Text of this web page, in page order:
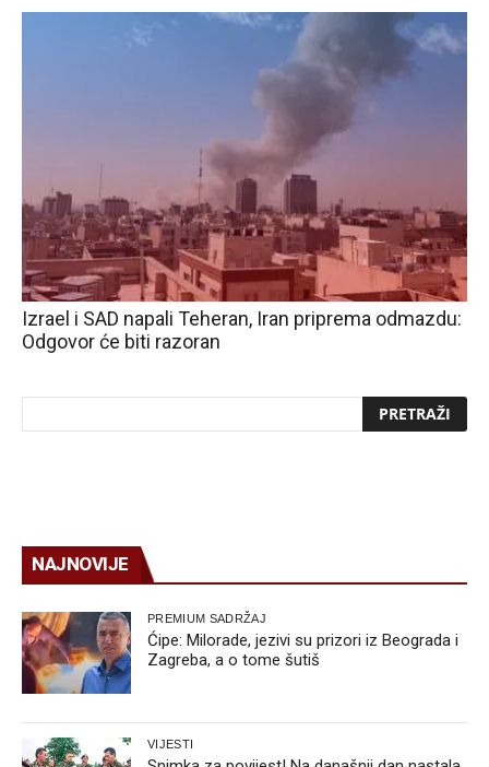
Izrael i SAD napali Teheran, Iran priprema odmazdu:
Odgovor će biti razoran
NAJNOVIJE
PREMIUM SADRŽAJ
Ćipe: Milorade, jezivi su prizori iz Beograda i
Zagreba, a o tome šutiš
VIJESTI